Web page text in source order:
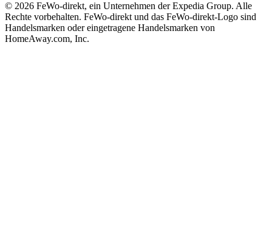
© 2026 FeWo-direkt, ein Unternehmen der Expedia Group. Alle
Rechte vorbehalten. FeWo-direkt und das FeWo-direkt-Logo sind
Handelsmarken oder eingetragene Handelsmarken von
HomeAway.com, Inc.